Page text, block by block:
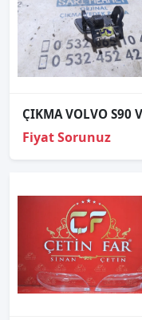
Fiyat Sorunuz